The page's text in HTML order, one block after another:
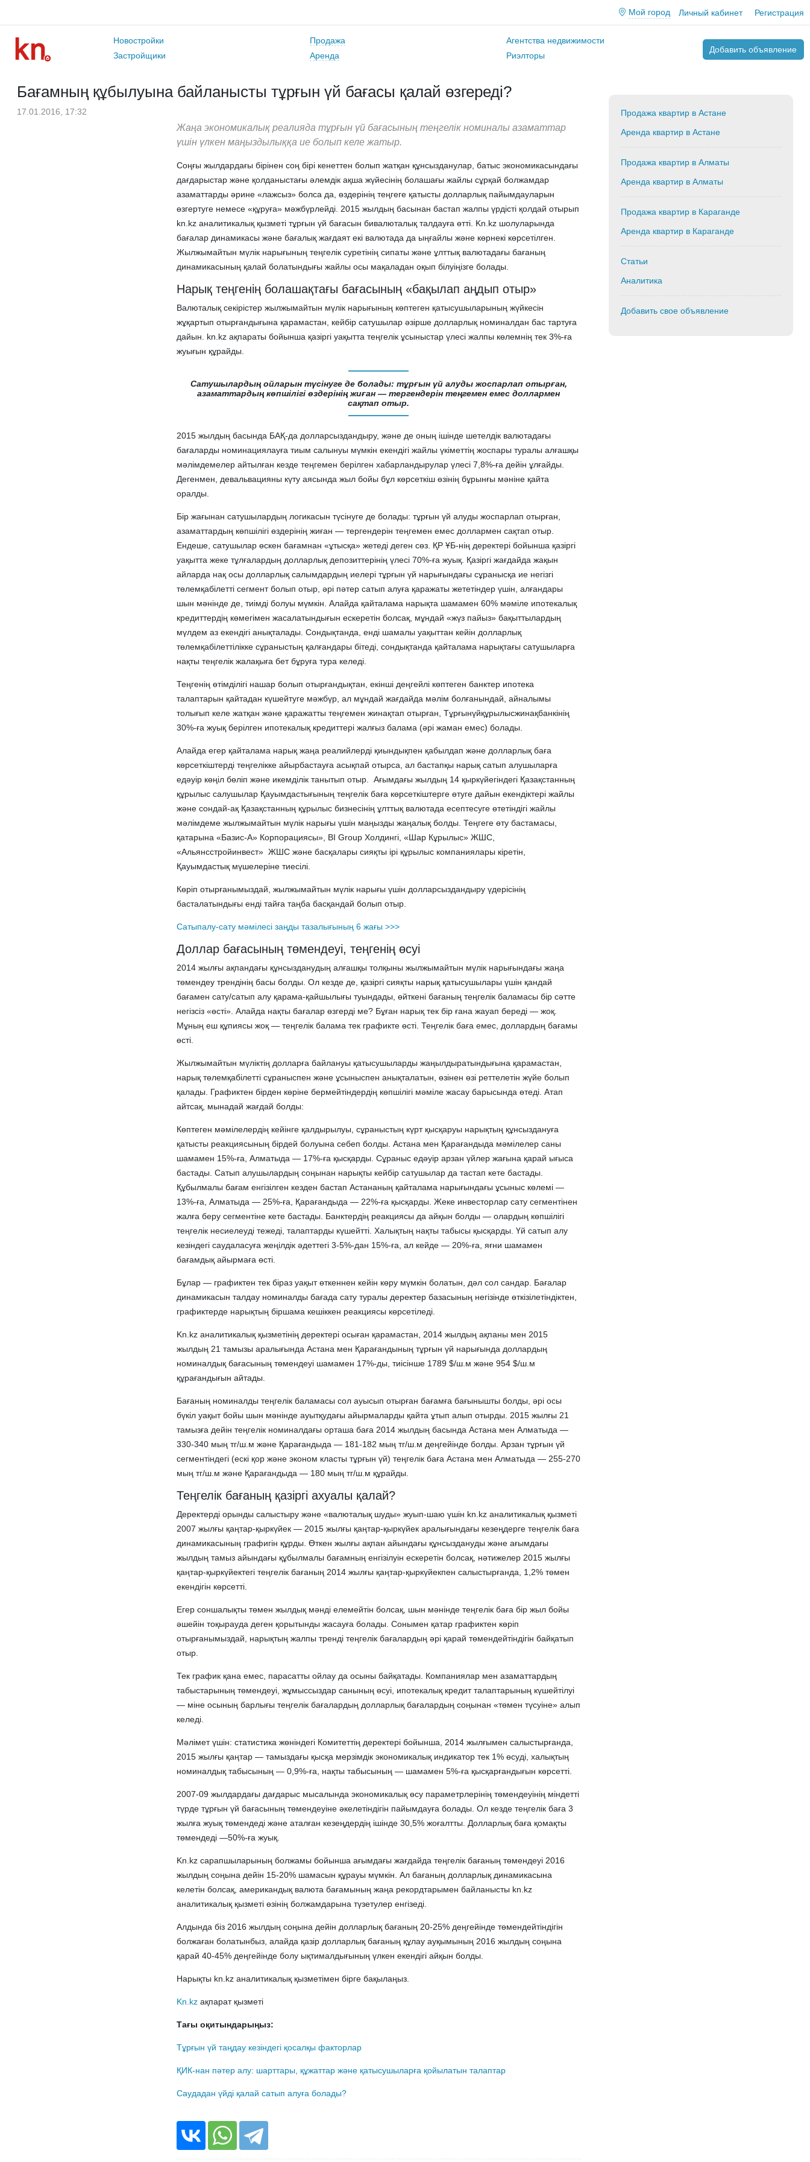
Мой город Личный кабинет Регистрация
Новостройки
Застройщики
Продажа
Аренда
Агентства недвижимости
Риэлторы
Добавить объявление
Бағамның құбылуына байланысты тұрғын үй бағасы қалай өзгереді?
17.01.2016, 17:32
Жаңа экономикалық реалияда тұрғын үй бағасының теңгелік номиналы азаматтар
үшін үлкен маңыздылыққа ие болып келе жатыр.
Соңғы жылдардағы бірінен соң бірі кенеттен болып жатқан құнсызданулар, батыс экономикасындағы
дағдарыстар және қолданыстағы әлемдік ақша жүйесінің болашағы жайлы сұрқай болжамдар
азаматтарды әрине «лажсыз» болса да, өздерінің теңгеге қатысты долларлық пайымдауларын
өзгертуге немесе «құруға» мәжбүрлейді. 2015 жылдың басынан бастап жалпы үрдісті қолдай отырып
kn.kz аналитикалық қызметі тұрғын үй бағасын бивалюталық талдауға өтті. Kn.kz шолуларында
бағалар динамикасы және бағалық жағдаят екі валютада да ыңғайлы және көрнекі көрсетілген.
Жылжымайтын мүлік нарығының теңгелік суретінің сипаты және ұлттық валютадағы бағаның
динамикасының қалай болатындығы жайлы осы мақаладан оқып білуіңізге болады.
Нарық теңгенің болашақтағы бағасының «бақылап аңдып отыр»
Валюталық секірістер жылжымайтын мүлік нарығының көптеген қатысушыларының жүйкесін
жұқартып отырғандығына қарамастан, кейбір сатушылар әзірше долларлық номиналдан бас тартуға
дайын. kn.kz ақпараты бойынша қазіргі уақытта теңгелік ұсыныстар үлесі жалпы көлемнің тек 3%-ға
жуығын құрайды.
Сатушылардың ойларын түсінуге де болады: тұрғын үй алуды жоспарлап отырған,
азаматтардың көпшілігі өздерінің жиған — тергендерін теңгемен емес доллармен
сақтап отыр.
2015 жылдың басында БАҚ-да долларсыздандыру, және де оның ішінде шетелдік валютадағы
бағаларды номинациялауға тиым салынуы мүмкін екендігі жайлы үкіметтің жоспары туралы алғашқы
мәлімдемелер айтылған кезде теңгемен берілген хабарландырулар үлесі 7,8%-ға дейін ұлғайды.
Дегенмен, девальвацияны күту аясында жыл бойы бұл көрсеткіш өзінің бұрынғы мәніне қайта
оралды.
Бір жағынан сатушылардың логикасын түсінуге де болады: тұрғын үй алуды жоспарлап отырған,
азаматтардың көпшілігі өздерінің жиған — тергендерін теңгемен емес доллармен сақтап отыр.
Ендеше, сатушылар өскен бағамнан «ұтысқа» жетеді деген сөз. ҚР ҰБ-нің деректері бойынша қазіргі
уақытта жеке тұлғалардың долларлық депозиттерінің үлесі 70%-ға жуық. Қазіргі жағдайда жақын
айларда нақ осы долларлық салымдардың иелері тұрғын үй нарығындағы сұранысқа ие негізгі
төлемқабілетті сегмент болып отыр, әрі пәтер сатып алуға қаражаты жететіндер үшін, алғандары
шын мәнінде де, тиімді болуы мүмкін. Алайда қайталама нарықта шамамен 60% мәміле ипотекалық
кредиттердің көмегімен жасалатындығын ескеретін болсақ, мұндай «жүз пайыз» бақыттылардың
мүлдем аз екендігі анықталады. Сондықтанда, енді шамалы уақыттан кейін долларлық
төлемқабілеттілікке сұраныстың қалғандары бітеді, сондықтанда қайталама нарықтағы сатушыларға
нақты теңгелік жалақыға бет бұруға тура келеді.
Теңгенің өтімділігі нашар болып отырғандықтан, екінші деңгейлі көптеген банктер ипотека
талаптарын қайтадан күшейтуге мәжбүр, ал мұндай жағдайда мәлім болғанындай, айналымы
толығып келе жатқан және қаражатты теңгемен жинақтап отырған, Тұрғынүйқұрылысжинақбанкінің
30%-ға жуық берілген ипотекалық кредиттері жалғыз балама (әрі жаман емес) болады.
Алайда егер қайталама нарық жаңа реалийлерді қиындықпен қабылдап және долларлық баға
көрсеткіштерді теңгелікке айырбастауға асықпай отырса, ал бастапқы нарық сатып алушыларға
едәуір көңіл бөліп және икемділік танытып отыр. Ағымдағы жылдың 14 қыркүйегіндегі Қазақстанның
құрылыс салушылар Қауымдастығының теңгелік баға көрсеткіштерге өтуге дайын екендіктері жайлы
және сондай-ақ Қазақстанның құрылыс бизнесінің ұлттық валютада есептесуге өтетіндігі жайлы
мәлімдеме жылжымайтын мүлік нарығы үшін маңызды жаңалық болды. Теңгеге өту бастамасы,
қатарына «Базис-А» Корпорациясы», BI Group Холдингі, «Шар Кұрылыс» ЖШС,
«Альянсстройинвест» ЖШС және басқалары сияқты ірі құрылыс компаниялары кіретін,
Қауымдастық мүшелеріне тиесілі.
Көріп отырғанымыздай, жылжымайтын мүлік нарығы үшін долларсыздандыру үдерісінің
басталатындығы енді тайға таңба басқандай болып отыр.
Сатыпалу-сату мәмілесі заңды тазалығының 6 жағы >>>
Доллар бағасының төмендеуі, теңгенің өсуі
2014 жылғы ақпандағы құнсызданудың алғашқы толқыны жылжымайтын мүлік нарығындағы жаңа
төмендеу трендінің басы болды. Ол кезде де, қазіргі сияқты нарық қатысушылары үшін қандай
бағамен сату/сатып алу қарама-қайшылығы туындады, өйткені бағаның теңгелік баламасы бір сәтте
негізсіз «өсті». Алайда нақты бағалар өзгерді ме? Бұған нарық тек бір ғана жауап береді — жоқ.
Мұның еш құпиясы жоқ — теңгелік балама тек графикте өсті. Теңгелік баға емес, доллардың бағамы
өсті.
Жылжымайтын мүліктің долларға байлануы қатысушыларды жаңылдыратындығына қарамастан,
нарық төлемқабілетті сұраныспен және ұсыныспен анықталатын, өзінен өзі реттелетін жүйе болып
қалады. Графиктен бірден көріне бермейтіндердің көпшілігі мәміле жасау барысында өтеді. Атап
айтсақ, мынадай жағдай болды:
Көптеген мәмілелердің кейінге қалдырылуы, сұраныстың күрт қысқаруы нарықтың құнсыздануға
қатысты реакциясының бірдей болуына себеп болды. Астана мен Қарағандыда мәмілелер саны
шамамен 15%-ға, Алматыда — 17%-ға қысқарды. Сұраныс едәуір арзан үйлер жағына қарай ығыса
бастады. Сатып алушылардың соңынан нарықты кейбір сатушылар да тастап кете бастады.
Құбылмалы бағам енгізілген кезден бастап Астананың қайталама нарығындағы ұсыныс көлемі —
13%-ға, Алматыда — 25%-ға, Қарағандыда — 22%-ға қысқарды. Жеке инвесторлар сату сегментінен
жалға беру сегментіне кете бастады. Банктердің реакциясы да айқын болды — олардың көпшілігі
теңгелік несиелеуді тежеді, талаптарды күшейтті. Халықтың нақты табысы қысқарды. Үй сатып алу
кезіндегі саудаласуға жеңілдік әдеттегі 3-5%-дан 15%-ға, ал кейде — 20%-ға, яғни шамамен
бағамдық айырмаға өсті.
Бұлар — графиктен тек біраз уақыт өткеннен кейін көру мүмкін болатын, дәл сол сандар. Бағалар
динамикасын талдау номиналды бағада сату туралы деректер базасының негізінде өткізілетіндіктен,
графиктерде нарықтың біршама кешіккен реакциясы көрсетіледі.
Kn.kz аналитикалық қызметінің деректері осыған қарамастан, 2014 жылдың ақпаны мен 2015
жылдың 21 тамызы аралығында Астана мен Қарағандының тұрғын үй нарығында доллардың
номиналдық бағасының төмендеуі шамамен 17%-ды, тиісінше 1789 $/ш.м және 954 $/ш.м
құрағандығын айтады.
Бағаның номиналды теңгелік баламасы сол ауысып отырған бағамға бағынышты болды, әрі осы
бүкіл уақыт бойы шын мәнінде ауытқудағы айырмаларды қайта ұтып алып отырды. 2015 жылғы 21
тамызға дейін теңгелік номиналдағы орташа баға 2014 жылдың басында Астана мен Алматыда —
330-340 мың тг/ш.м және Қарағандыда — 181-182 мың тг/ш.м деңгейінде болды. Арзан тұрғын үй
сегментіндегі (ескі қор және эконом класты тұрғын үй) теңгелік баға Астана мен Алматыда — 255-270
мың тг/ш.м және Қарағандыда — 180 мың тг/ш.м құрайды.
Теңгелік бағаның қазіргі ахуалы қалай?
Деректерді орынды салыстыру және «валюталық шуды» жуып-шаю үшін kn.kz аналитикалық қызметі
2007 жылғы қаңтар-қыркүйек — 2015 жылғы қаңтар-қыркүйек аралығындағы кезеңдерге теңгелік баға
динамикасының графигін құрды. Өткен жылғы ақпан айындағы құнсыздануды және ағымдағы
жылдың тамыз айындағы құбылмалы бағамның енгізілуін ескеретін болсақ, нәтижелер 2015 жылғы
қаңтар-қыркүйектегі теңгелік бағаның 2014 жылғы қаңтар-қыркүйекпен салыстырғанда, 1,2% төмен
екендігін көрсетті.
Егер соншалықты төмен жылдық мәнді елемейтін болсақ, шын мәнінде теңгелік баға бір жыл бойы
әшейін тоқырауда деген қорытынды жасауға болады. Сонымен қатар графиктен көріп
отырғанымыздай, нарықтың жалпы тренді теңгелік бағалардың әрі қарай төмендейтіндігін байқатып
отыр.
Тек график қана емес, парасатты ойлау да осыны байқатады. Компаниялар мен азаматтардың
табыстарының төмендеуі, жұмыссыздар санының өсуі, ипотекалық кредит талаптарының күшейтілуі
— міне осының барлығы теңгелік бағалардың долларлық бағалардың соңынан «төмен түсуіне» алып
келеді.
Мәлімет үшін: статистика жөніндегі Комитеттің деректері бойынша, 2014 жылғымен салыстырғанда,
2015 жылғы қаңтар — тамыздағы қысқа мерзімдік экономикалық индикатор тек 1% өсуді, халықтың
номиналдық табысының — 0,9%-ға, нақты табысының — шамамен 5%-ға қысқарғандығын көрсетті.
2007-09 жылдардағы дағдарыс мысалында экономикалық өсу параметрлерінің төмендеуінің міндетті
түрде тұрғын үй бағасының төмендеуіне әкелетіндігін пайымдауға болады. Ол кезде теңгелік баға 3
жылға жуық төмендеді және аталған кезеңдердің ішінде 30,5% жоғалтты. Долларлық баға қомақты
төмендеді —50%-ға жуық.
Kn.kz сарапшыларының болжамы бойынша ағымдағы жағдайда теңгелік бағаның төмендеуі 2016
жылдың соңына дейін 15-20% шамасын құрауы мүмкін. Ал бағаның долларлық динамикасына
келетін болсақ, американдық валюта бағамының жаңа рекордтарымен байланысты kn.kz
аналитикалық қызметі өзінің болжамдарына түзетулер енгізеді.
Алдында біз 2016 жылдың соңына дейін долларлық бағаның 20-25% деңгейінде төмендейтіндігін
болжаған болатынбыз, алайда қазір долларлық бағаның құлау ауқымының 2016 жылдың соңына
қарай 40-45% деңгейінде болу ықтималдығының үлкен екендігі айқын болды.
Нарықты kn.kz аналитикалық қызметімен бірге бақылаңыз.
Kn.kz ақпарат қызметі
Тағы оқитындарыңыз:
Тұрғын үй таңдау кезіндегі қосалқы факторлар
ҚИК-нан пәтер алу: шарттары, құжаттар және қатысушыларға қойылатын талаптар
Саудадан үйді қалай сатып алуға болады?
Продажа квартир в Астане
Аренда квартир в Астане
Продажа квартир в Алматы
Аренда квартир в Алматы
Продажа квартир в Караганде
Аренда квартир в Караганде
Статьи
Аналитика
Добавить свое объявление